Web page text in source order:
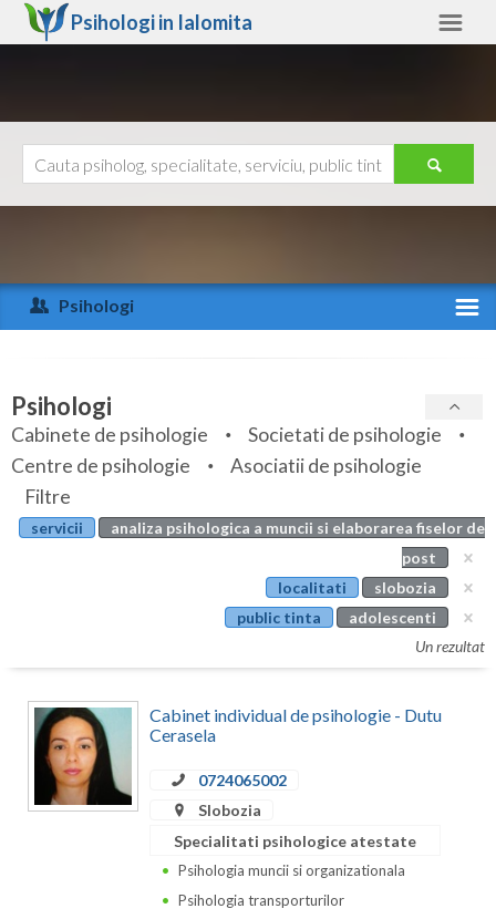
Psihologi in Ialomita
Arad
Arges
Bihor
Bistrita-Nasaud
Botosani
Calarasi
Caras-Severin
Ajutor
Psihologi
Specialitati
Servicii
Articole
Evenimente
Psihologi
Cabinete de psihologie
Societati de psihologie
Centre de psihologie
Asociatii de psihologie
Filtre
servicii
analiza psihologica a muncii si elaborarea fiselor de
post
localitati
slobozia
public tinta
adolescenti
Un rezultat
Cabinet individual de psihologie - Dutu
Cerasela
0724065002
Slobozia
Specialitati psihologice atestate
Psihologia muncii si organizationala
Psihologia transporturilor